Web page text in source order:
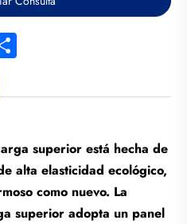
superior está hecha de
alta elasticidad ecológico,
como nuevo. La
superior adopta un panel